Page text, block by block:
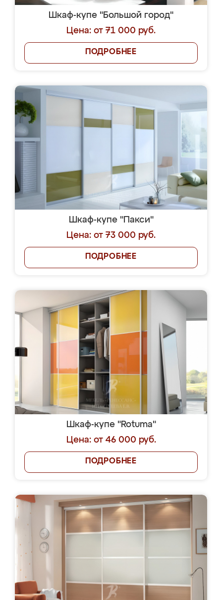
Шкаф-купе "Большой город"
Цена: от 71 000 руб.
ПОДРОБНЕЕ
Шкаф-купе "Пакси"
Цена: от 73 000 руб.
ПОДРОБНЕЕ
Шкаф-купе "Rotuma"
Цена: от 46 000 руб.
ПОДРОБНЕЕ